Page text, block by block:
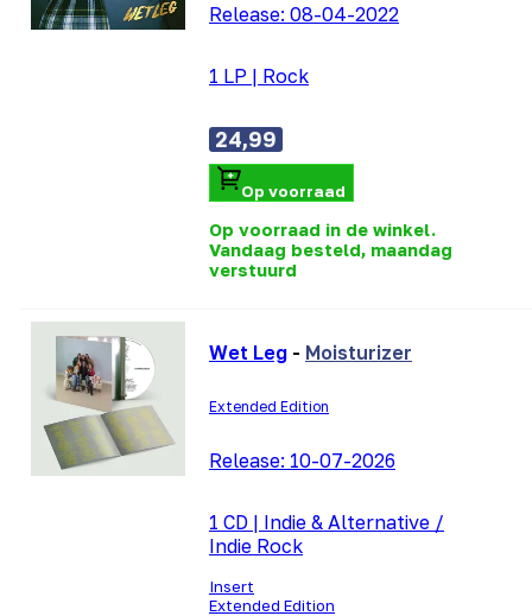
Release: 08-04-2022
1 LP | Rock
24,99
Op voorraad
Op voorraad in de winkel.
Vandaag besteld, maandag
verstuurd
Wet Leg - Moisturizer
Extended Edition
Release: 10-07-2026
1 CD | Indie & Alternative /
Indie Rock
Insert
Extended Edition